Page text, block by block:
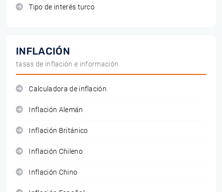
Tipo de interés turco
INFLACIÓN
tasas de inflación e información
Calculadora de inflación
Inflación Alemán
Inflación Británico
Inflación Chileno
Inflación Chino